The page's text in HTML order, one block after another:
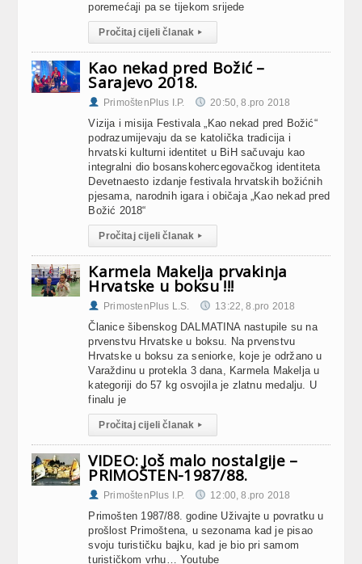
poremećaji pa se tijekom srijede
Pročitaj cijeli članak ▸
Kao nekad pred Božić –
Sarajevo 2018.
PrimoštenPlus I.P. 20:50, 8.pro 2018
Vizija i misija Festivala „Kao nekad pred Božić“
podrazumijevaju da se katolička tradicija i
hrvatski kulturni identitet u BiH sačuvaju kao
integralni dio bosanskohercegovačkog identiteta
Devetnaesto izdanje festivala hrvatskih božićnih
pjesama, narodnih igara i običaja „Kao nekad pred
Božić 2018“
Pročitaj cijeli članak ▸
Karmela Makelja prvakinja
Hrvatske u boksu !!!
PrimostenPlus L.S. 13:22, 8.pro 2018
Članice šibenskog DALMATINA nastupile su na
prvenstvu Hrvatske u boksu. Na prvenstvu
Hrvatske u boksu za seniorke, koje je održano u
Varaždinu u protekla 3 dana, Karmela Makelja u
kategoriji do 57 kg osvojila je zlatnu medalju. U
finalu je
Pročitaj cijeli članak ▸
VIDEO: Još malo nostalgije –
PRIMOŠTEN-1987/88.
PrimoštenPlus I.P. 12:00, 8.pro 2018
Primošten 1987/88. godine Uživajte u povratku u
prošlost Primoštena, u sezonama kad je pisao
svoju turističku bajku, kad je bio pri samom
turističkom vrhu… Youtube